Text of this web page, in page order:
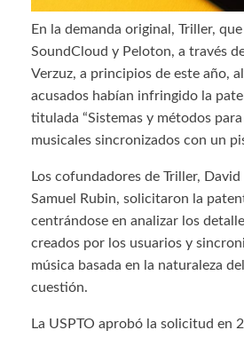
En la demanda original, Triller,
SoundCloud y Peloton, a través
Verzuz, a principios de este año,
acusados ​​habían infringido la
titulada “Sistemas y métodos
musicales sincronizados con un
Los cofundadores de Triller,
Samuel Rubin, solicitaron la
centrándose en analizar los
creados por los usuarios y
música basada en la naturaleza
cuestión.
La USPTO aprobó la solicitud en